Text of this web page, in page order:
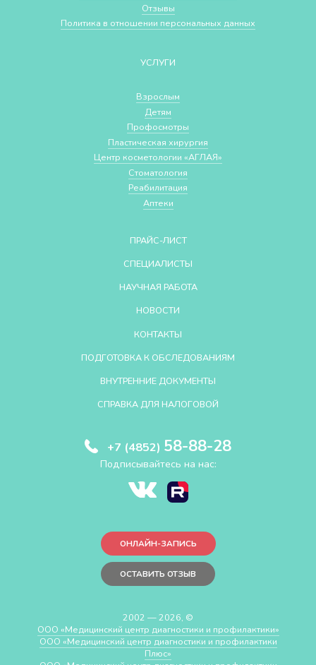
Отзывы
Политика в отношении персональных данных
УСЛУГИ
Взрослым
Детям
Профосмотры
Пластическая хирургия
Центр косметологии «АГЛАЯ»
Стоматология
Реабилитация
Аптеки
ПРАЙС-ЛИСТ
СПЕЦИАЛИСТЫ
НАУЧНАЯ РАБОТА
НОВОСТИ
КОНТАКТЫ
ПОДГОТОВКА К ОБСЛЕДОВАНИЯМ
ВНУТРЕННИЕ ДОКУМЕНТЫ
СПРАВКА ДЛЯ НАЛОГОВОЙ
+7 (4852) 58-88-28
Подписывайтесь на нас:
ОНЛАЙН-ЗАПИСЬ
ОСТАВИТЬ ОТЗЫВ
2002 — 2026, ©
ООО «Медицинский центр диагностики и профилактики»
ООО «Медицинский центр диагностики и профилактики
Плюс»